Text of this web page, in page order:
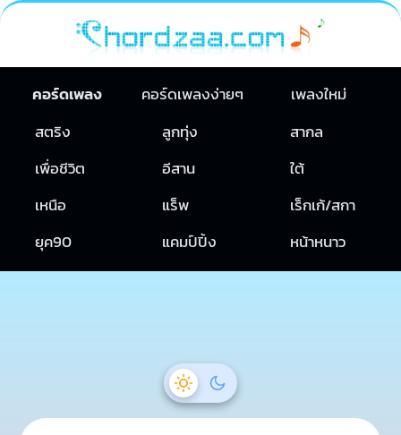
คอร์ดเพลง คอร์ดเพลงง่ายๆ
เพลงใหม่
สตริง
ลูกทุ่ง
สากล
เพื่อชีวิต
อีสาน
ใต้
เหนือ
แร็พ
เร็กเก้/สกา
ยุค90
แคมป์ปิ้ง หน้าหนาว